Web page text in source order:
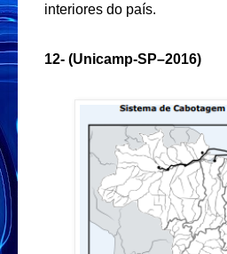
interiores do país.
12- (Unicamp-SP–2016)